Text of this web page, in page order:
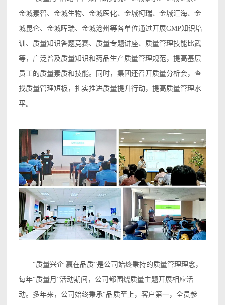
金城素智、金城生物、金城医化、金城柯瑞、金城汇海、金
城昆仑、金城晖瑞、金城沧州等各单位通过开展GMP知识培
训、质量知识答题竞赛、质量专题讲座、质量管理技能比武
等，广泛普及质量知识和药品生产质量管理规范，提高基层
员工的质量素质和技能。同时，集团还召开质量分析会，查
找质量管理短板，扎实推进质量提升行动，提高质量管理水
平。
“质量兴企 赢在品质”是公司始终秉持的质量管理理念，
每年“质量月”活动期间，公司都围绕质量主题开展相应活
动。多年来，公司始终秉承“品质至上，客户第一，全员参